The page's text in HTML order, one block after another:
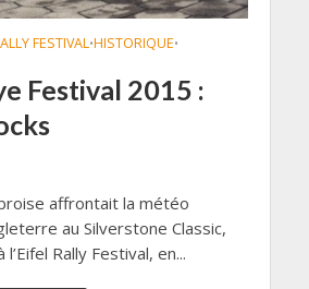
FESTIVAL•HISTORIQUE•
Festival 2015 :
affrontait la météo
au Silverstone Classic,
Rally Festival, en...